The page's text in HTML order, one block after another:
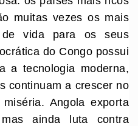
muitas vezes os mais
de vida para os seus
do Congo possui
a tecnologia moderna,
continuam a crescer no
Angola exporta
ainda luta contra